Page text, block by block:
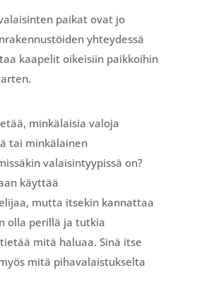
paikat ovat jo
yhteydessä
kaapelit oikeisiin paikkoihin
minkälaisia valoja
tai minkälainen
valaisintyypissä on?
käyttää
mutta itsekin kannattaa
olla perillä ja tutkia
mitä haluaa. Sinä itse
mitä pihavalaistukselta